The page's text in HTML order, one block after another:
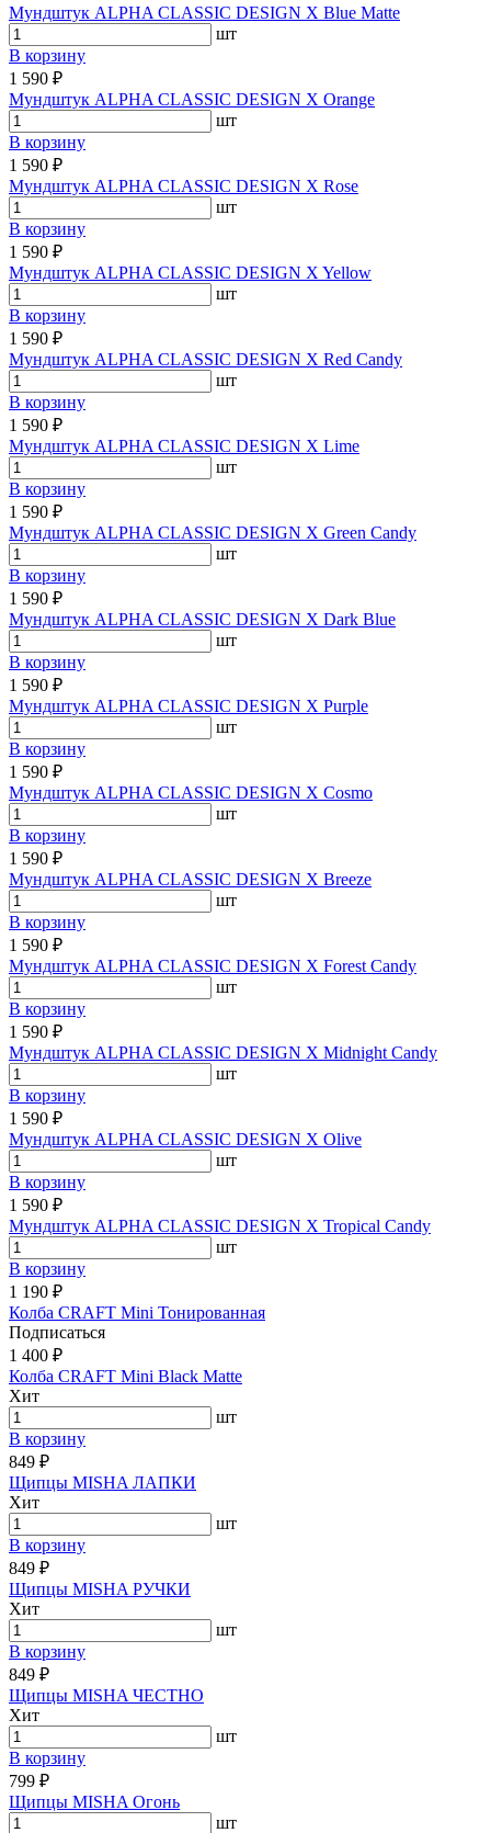
Мундштук ALPHA CLASSIC DESIGN X Blue Matte
шт
В корзину
1 590 ₽
Мундштук ALPHA CLASSIC DESIGN X Orange
шт
В корзину
1 590 ₽
Мундштук ALPHA CLASSIC DESIGN X Rose
шт
В корзину
1 590 ₽
Мундштук ALPHA CLASSIC DESIGN X Yellow
шт
В корзину
1 590 ₽
Мундштук ALPHA CLASSIC DESIGN X Red Candy
шт
В корзину
1 590 ₽
Мундштук ALPHA CLASSIC DESIGN X Lime
шт
В корзину
1 590 ₽
Мундштук ALPHA CLASSIC DESIGN X Green Candy
шт
В корзину
1 590 ₽
Мундштук ALPHA CLASSIC DESIGN X Dark Blue
шт
В корзину
1 590 ₽
Мундштук ALPHA CLASSIC DESIGN X Purple
шт
В корзину
1 590 ₽
Мундштук ALPHA CLASSIC DESIGN X Cosmo
шт
В корзину
1 590 ₽
Мундштук ALPHA CLASSIC DESIGN X Breeze
шт
В корзину
1 590 ₽
Мундштук ALPHA CLASSIC DESIGN X Forest Candy
шт
В корзину
1 590 ₽
Мундштук ALPHA CLASSIC DESIGN X Midnight Candy
шт
В корзину
1 590 ₽
Мундштук ALPHA CLASSIC DESIGN X Olive
шт
В корзину
1 590 ₽
Мундштук ALPHA CLASSIC DESIGN X Tropical Candy
шт
В корзину
1 190 ₽
Колба CRAFT Mini Тонированная
Подписаться
1 400 ₽
Колба CRAFT Mini Black Matte
Хит
шт
В корзину
849 ₽
Щипцы MISHA ЛАПКИ
Хит
шт
В корзину
849 ₽
Щипцы MISHA РУЧКИ
Хит
шт
В корзину
849 ₽
Щипцы MISHA ЧЕСТНО
Хит
шт
В корзину
799 ₽
Щипцы MISHA Огонь
шт